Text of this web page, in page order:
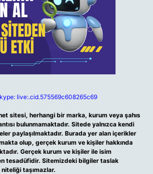
live:.cid.575569c608265c69
sitesi, herhangi bir marka, kurum veya şahıs
bulunmamaktadır. Sitede yalnızca kendi
paylaşılmaktadır. Burada yer alan içerikler
olup, gerçek kurum ve kişiler hakkında
Gerçek kurum ve kişiler ile isim
tesadüfidir. Sitemizdeki bilgiler taslak
taşımazlar.